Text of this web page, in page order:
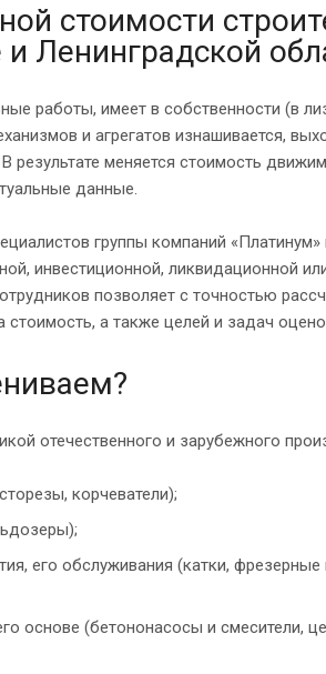
стоимости
Ленинградской
работы, имеет в собственности (в
и агрегатов изнашивается,
меняется стоимость
данные.
группы компаний
инвестиционной, ликвидационной
позволяет с точностью
а также целей и задач
отечественного и зарубежного
корчеватели);
его обслуживания (катки,
основе (бетононасосы и смесители,